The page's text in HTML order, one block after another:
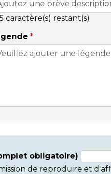
caractère(s) restant(s)
obligatoire)
de reproduire et